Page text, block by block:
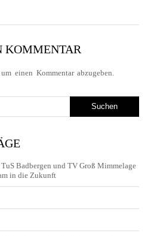
KOMMENTAR
einen Kommentar abzugeben.
Badbergen und TV Groß Mimmelage
in die Zukunft